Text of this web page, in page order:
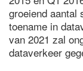
groeiend aantal
toename in
van 2021 zal
dataverkeer